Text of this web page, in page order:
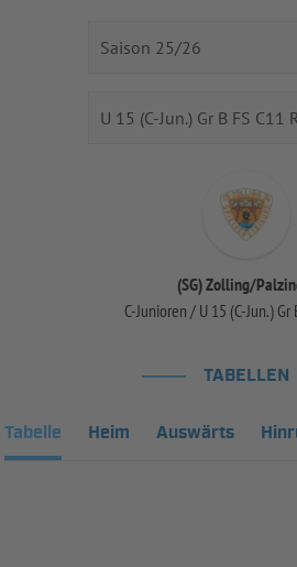
(SG) Zolling/
C-Junioren / U 15 (C-Jun.) Gr
TABELLEN
Tabelle Heim Auswärts